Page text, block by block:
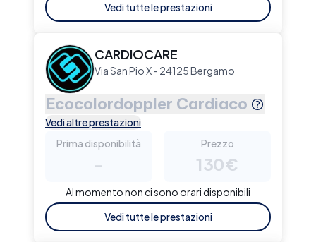
Vedi tutte le prestazioni
CARDIOCARE
Via San Pio X - 24125 Bergamo
Ecocolordoppler Cardiaco
Vedi altre prestazioni
Prima disponibilità
-
Prezzo
130€
Al momento non ci sono orari disponibili
Vedi tutte le prestazioni